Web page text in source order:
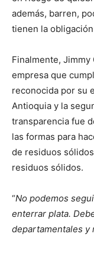
además, barren,
tienen la
Finalmente,
empresa que
reconocida por su
Antioquia y la
transparencia fue
las formas para
de residuos
residuos sólidos.
“No podemos
enterrar plata.
departamentales y